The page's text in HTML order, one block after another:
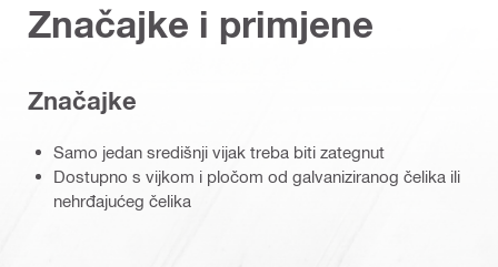
Značajke i primjene
Značajke
Samo jedan središnji vijak treba biti zategnut
Dostupno s vijkom i pločom od galvaniziranog čelika ili
nehrđajućeg čelika